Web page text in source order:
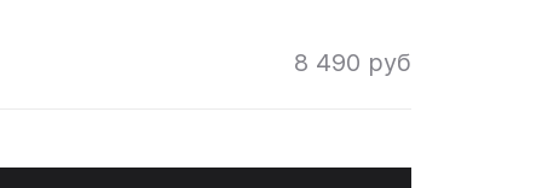
8 490 руб